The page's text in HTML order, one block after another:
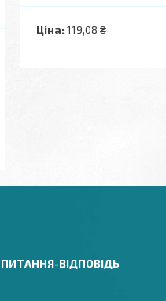
Ціна: 119,08 ₴
ПИТАННЯ-ВІДПОВІДЬ